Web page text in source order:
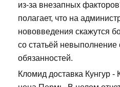
из-за внезапных
полагает, что на
нововведения скажутся
со статьёй
обязанностей.
Кломид доставка Кунгур -